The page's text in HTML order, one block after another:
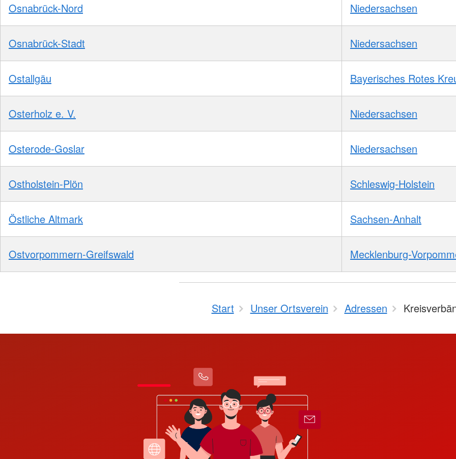
Osnabrück-Nord Niedersachsen
Osnabrück-Stadt Niedersachsen
Ostallgäu Bayerisches Rotes
Osterholz e. V. Niedersachsen
Osterode-Goslar Niedersachsen
Ostholstein-Plön Schleswig-Holstein
Östliche Altmark Sachsen-Anhalt
Ostvorpommern-Greifswald Mecklenburg-
Start Unser Ortsverein Adressen